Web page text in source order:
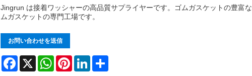
Jingrun は接着ワッシャーの高品質サプライヤーです。ゴムガスケットの豊富
ムガスケットの専門工場です。
お問い合わせを送信
Facebook
X WhatsAppPinterestLinkedIn